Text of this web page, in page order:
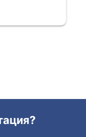
на связи.
перед
Так же